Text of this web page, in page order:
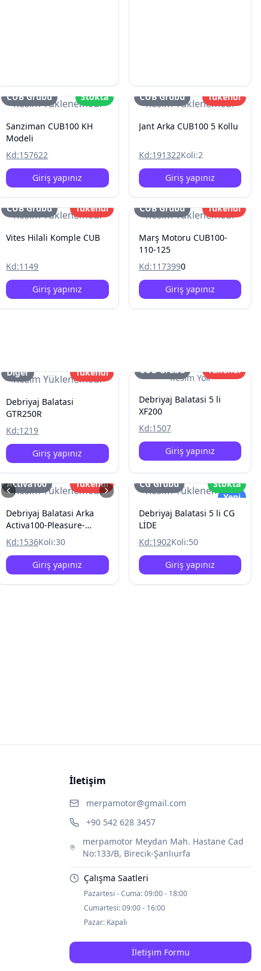
Resim Yüklenemedi
CUB Grubu Stokta
Sanziman CUB100 KH
Modeli
Kd:157622
Giriş yapınız
Resim Yüklenemedi
CUB Grubu Tükendi
Jant Arka CUB100 5 Kollu
Kd:191322Koli:2
Giriş yapınız
Resim Yüklenemedi
CUB Grubu Tükendi
Vites Hilali Komple CUB
Kd:1149
Giriş yapınız
Resim Yüklenemedi
CUB Grubu Tükendi
Marş Motoru CUB100-
110-125
Kd:1173990
Giriş yapınız
Resim Yüklenemedi
Diğer Tükendi
Debriyaj Balatasi
GTR250R
Kd:1219
Giriş yapınız
Resim Yok
CUB Grubu Tükendi
Debriyaj Balatasi 5 li
XF200
Kd:1507
Giriş yapınız
Resim Yüklenemedi
Activa100 Tükendi
Debriyaj Balatasi Arka
Activa100-Pleasure-
Speacial-Alpha-TVS90
Kd:1536Koli:30
Giriş yapınız
Resim Yüklenemedi
Yeni
CG Grubu Stokta
Debriyaj Balatasi 5 li CG
LİDE
Kd:1902Koli:50
Giriş yapınız
İletişim
merpamotor@gmail.com
+90 542 628 3457
merpamotor Meydan Mah. Hastane Cad
No:133/B, Birecik-Şanlıurfa
Çalışma Saatleri
Pazartesi - Cuma:09:00 - 18:00
Cumartesi:09:00 - 16:00
Pazar: Kapalı
İletişim Formu